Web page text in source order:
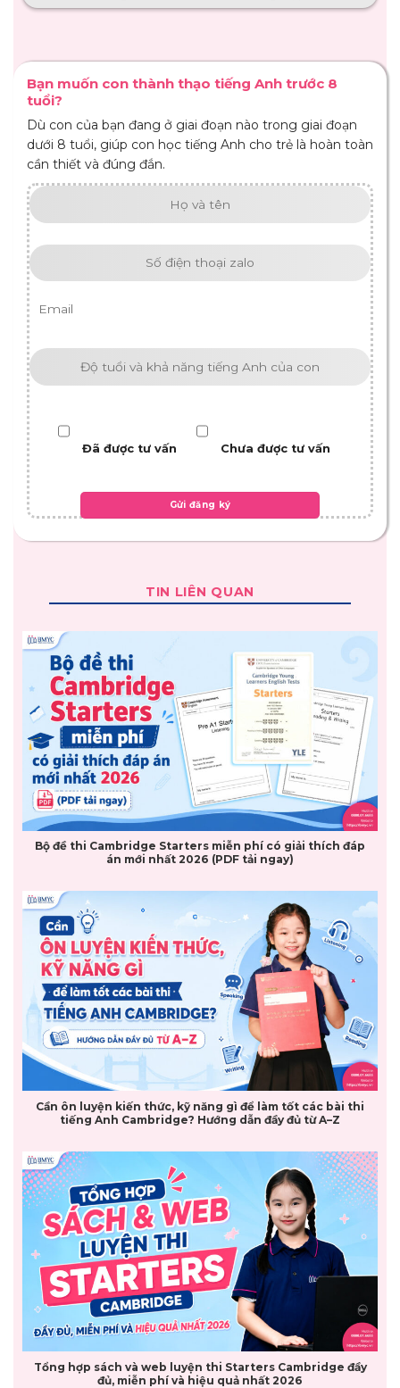
Bạn muốn con thành thạo tiếng Anh trước 8
tuổi?
Dù con của bạn đang ở giai đoạn nào trong giai đoạn
dưới 8 tuổi, giúp con học tiếng Anh cho trẻ là hoàn toàn
cần thiết và đúng đắn.
Đã được tư vấn Chưa được tư vấn
TIN LIÊN QUAN
Bộ đề thi Cambridge Starters miễn phí có giải thích đáp
án mới nhất 2026 (PDF tải ngay)
Cần ôn luyện kiến thức, kỹ năng gì để làm tốt các bài thi
tiếng Anh Cambridge? Hướng dẫn đầy đủ từ A–Z
Tổng hợp sách và web luyện thi Starters Cambridge đầy
đủ, miễn phí và hiệu quả nhất 2026